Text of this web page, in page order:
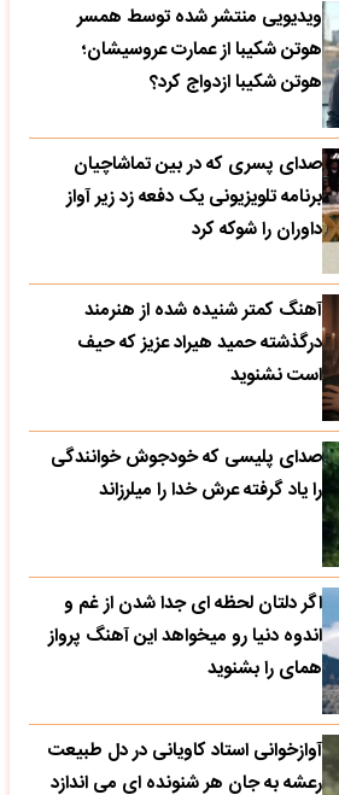
ویدیویی منتشر شده توسط همسر
هوتن شکیبا از عمارت عروسیشان؛
هوتن شکیبا ازدواج کرد؟
صدای پسری که در بین تماشاچیان
برنامه تلویزیونی یک دفعه زد زیر آواز
داوران را شوکه کرد
آهنگ کمتر شنیده شده از هنرمند
درگذشته حمید هیراد عزیز که حیف
است نشنوید
صدای پلیسی که خودجوش خوانندگی
را یاد گرفته عرش خدا را میلرزاند
اگر دلتان لحظه ای جدا شدن از غم و
اندوه دنیا رو میخواهد این آهنگ پرواز
همای را بشنوید
آوازخوانی استاد کاویانی در دل طبیعت
رعشه به جان هر شنونده ای می اندازد